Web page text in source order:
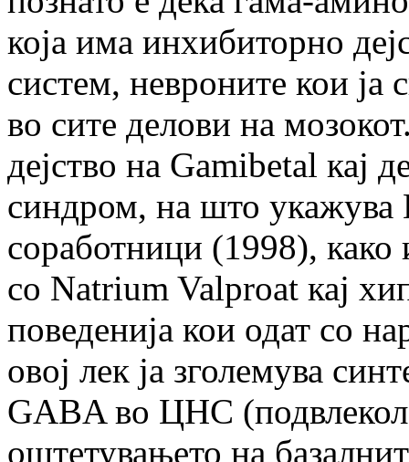
која има инхибиторно
систем, невроните кои ја
во сите делови на
дејство на Gamibetal кај
синдром, на што укажува
соработници (1998), како
со Natrium Valproat кај
поведенија кои одат со
овој лек ја зголемува
GABA во ЦНС
оштетувањето на